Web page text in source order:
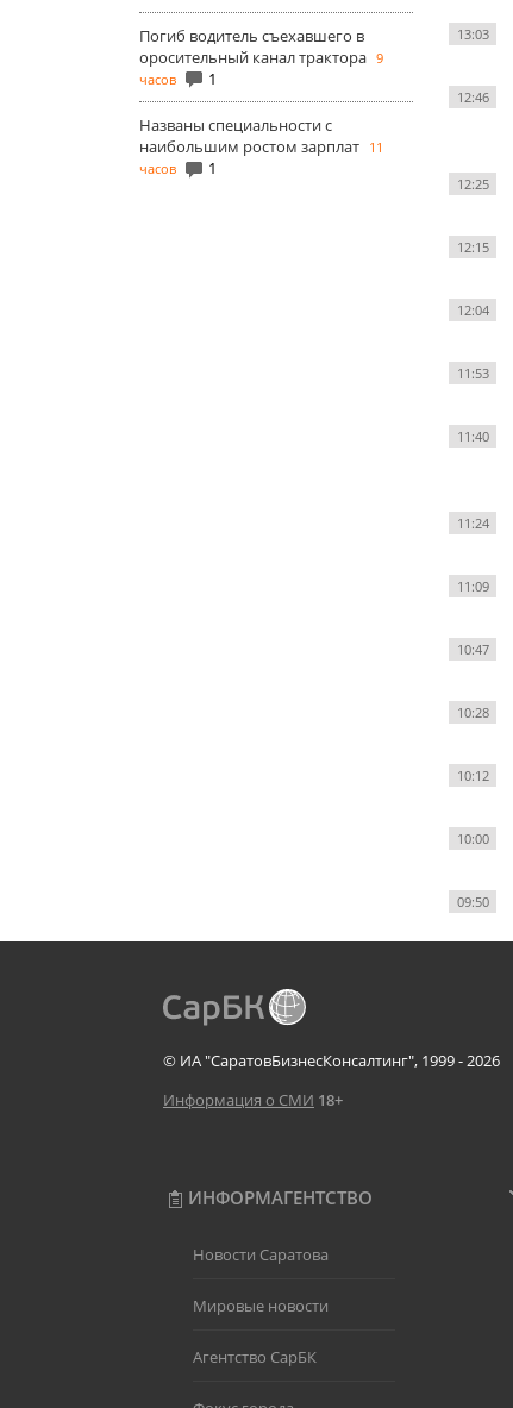
Погиб водитель съехавшего в
оросительный канал трактора 9
часов
1
Названы специальности с
наибольшим ростом зарплат 11
часов
1
13:03
12:46
12:25
12:15
12:04
11:53
11:40
11:24
11:09
10:47
10:28
10:12
10:00
09:50
© ИА "СаратовБизнесКонсалтинг", 1999 - 2026
Информация о СМИ 18+
ИНФОРМАГЕНТСТВО
Новости Саратова
Мировые новости
Агентство СарБК